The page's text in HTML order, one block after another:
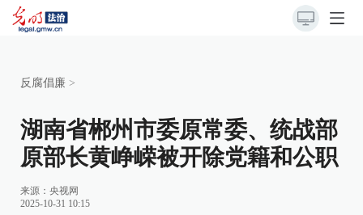
反腐倡廉 >
湖南省郴州市委原常委、统战部
原部长黄峥嵘被开除党籍和公职
来源： 央视网
2025-10-31 10:15